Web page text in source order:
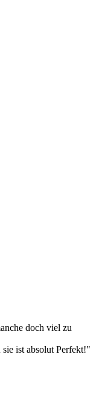
doch viel zu
ist absolut Perfekt!"